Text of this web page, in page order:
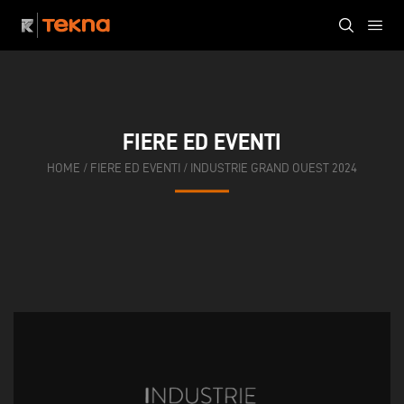
FIERE ED EVENTI
HOME / FIERE ED EVENTI / INDUSTRIE GRAND OUEST 2024